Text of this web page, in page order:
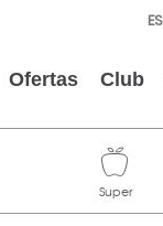
Ofertas Club